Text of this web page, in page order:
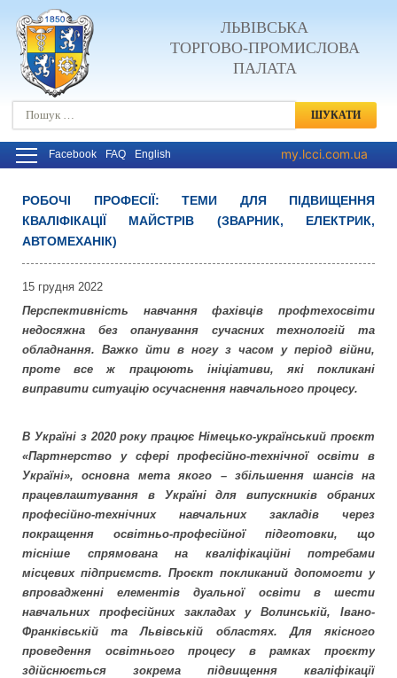
ЛЬВІВСЬКА
ТОРГОВО-ПРОМИСЛОВА
ПАЛАТА
Пошук:
Facebook FAQ English my.lcci.com.ua
РОБОЧІ ПРОФЕСІЇ: ТЕМИ ДЛЯ ПІДВИЩЕННЯ
КВАЛІФІКАЦІЇ МАЙСТРІВ (ЗВАРНИК, ЕЛЕКТРИК,
АВТОМЕХАНІК)
15 грудня 2022
Перспективність навчання фахівців профтехосвіти
недосяжна без опанування сучасних технологій та
обладнання. Важко йти в ногу з часом у період війни,
проте все ж працюють ініціативи, які покликані
виправити ситуацію осучаснення навчального процесу.
В Україні з 2020 року працює Німецько-український проєкт
«Партнерство у сфері професійно-технічної освіти в
Україні», основна мета якого – збільшення шансів на
працевлаштування в Україні для випускників обраних
професійно-технічних навчальних закладів через
покращення освітньо-професійної підготовки, що
тісніше спрямована на кваліфікаційні потребами
місцевих підприємств. Проєкт покликаний допомогти у
впровадженні елементів дуальної освіти в шести
навчальних професійних закладах у Волинській, Івано-
Франківській та Львівській областях. Для якісного
проведення освітнього процесу в рамках проєкту
здійснюється зокрема підвищення кваліфікації
Post navigation